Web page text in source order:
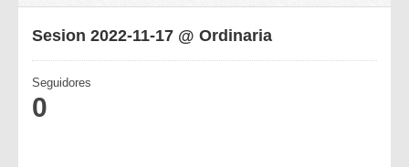
Sesion 2022-11-17 @ Ordinaria
Seguidores
0